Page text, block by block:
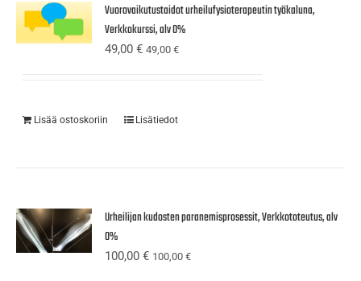
Vuorovaikutustaidot urheilufysioterapeutin työkaluna,
Verkkokurssi, alv 0%
49,00€ 49,00€
Lisää ostoskoriin Lisätiedot
Urheilijan kudosten paranemisprosessit, Verkkototeutus, alv
0%
100,00€ 100,00€